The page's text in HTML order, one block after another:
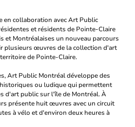
en collaboration avec Art Public
et résidents de Pointe-Claire
et Montréalaises un nouveau parcours
plusieurs œuvres de la collection d'art
de Pointe-Claire.
Art Public Montréal développe des
ou ludique qui permettent
d'art public sur l'île de Montréal. À
présente huit œuvres avec un circuit
à vélo et d'environ deux heures à